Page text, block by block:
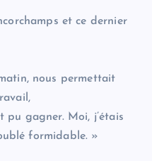
et ce dernier
nous permettait
pu gagner. Moi, j’étais
formidable. »